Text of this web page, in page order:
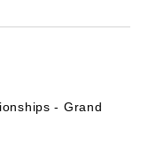
- Grand